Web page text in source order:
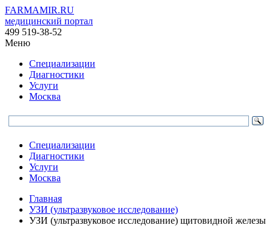
FARMAMIR.RU
медицинский портал
499 519-38-52
Меню
Специализации
Диагностики
Услуги
Москва
Специализации
Диагностики
Услуги
Москва
Главная
УЗИ (ультразвуковое исследование)
УЗИ (ультразвуковое исследование) щитовидной железы